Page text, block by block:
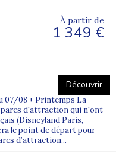
À partir de
1 349 €
Découvrir
07/08 + Printemps La
parcs d'attraction qui n'ont
(Disneyland Paris,
le point de départ pour
d’attraction...